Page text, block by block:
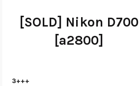
[SOLD] Nikon D700
[a2800]
3+++